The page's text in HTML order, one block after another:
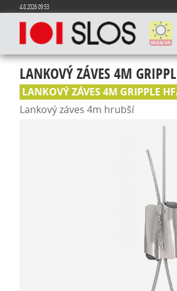
4.8.2026 09:53
LANKOVÝ ZÁVES 4M
LANKOVÝ ZÁVES 4M GRIPPLE
Lankový záves 4m hrubší